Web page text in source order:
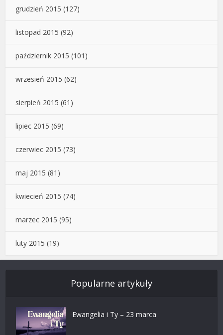
grudzień 2015 (127)
listopad 2015 (92)
październik 2015 (101)
wrzesień 2015 (62)
sierpień 2015 (61)
lipiec 2015 (69)
czerwiec 2015 (73)
maj 2015 (81)
kwiecień 2015 (74)
marzec 2015 (95)
luty 2015 (19)
Popularne artykuły
Ewangelia i Ty – 23 marca